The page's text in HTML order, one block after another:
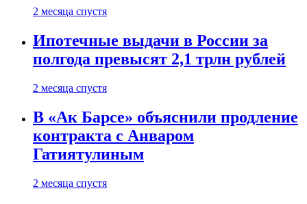
2 месяца спустя
Ипотечные выдачи в России за
полгода превысят 2,1 трлн рублей
2 месяца спустя
В «Ак Барсе» объяснили продление
контракта с Анваром
Гатиятулиным
2 месяца спустя